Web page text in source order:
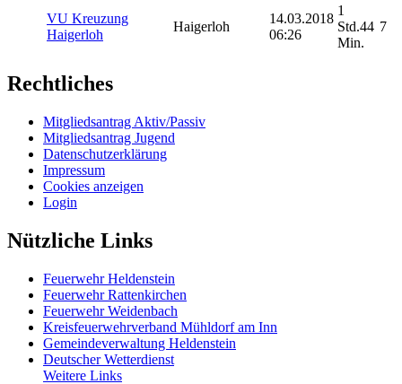
VU Kreuzung
Haigerloh
Haigerloh
14.03.2018
06:26
1
Std.44
Min.
7
Rechtliches
Mitgliedsantrag Aktiv/Passiv
Mitgliedsantrag Jugend
Datenschutzerklärung
Impressum
Cookies anzeigen
Login
Nützliche Links
Feuerwehr Heldenstein
Feuerwehr Rattenkirchen
Feuerwehr Weidenbach
Kreisfeuerwehrverband Mühldorf am Inn
Gemeindeverwaltung Heldenstein
Deutscher Wetterdienst
Weitere Links